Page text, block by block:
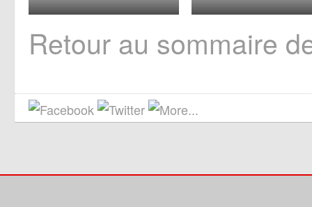
Saint Etienne 12/08/1980 Angers 17/10/1980
Retour au sommaire